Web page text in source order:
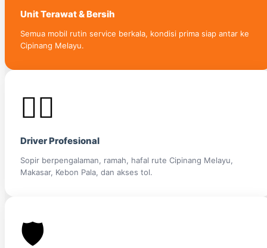
Unit Terawat & Bersih
Semua mobil rutin service berkala, kondisi prima siap antar ke
Cipinang Melayu.
👨‍✈️
Driver Profesional
Sopir berpengalaman, ramah, hafal rute Cipinang Melayu,
Makasar, Kebon Pala, dan akses tol.
🛡️